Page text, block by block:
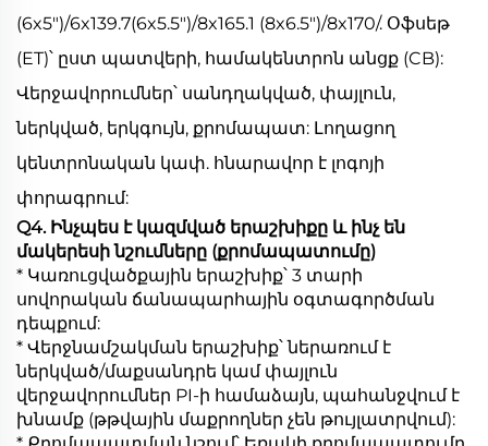
(6x5")/6x139.7(6x5.5")/8x165.1 (8x6.5")/8x170/. Օֆսեթ
(ET)՝ ըստ պատվերի, համակենտրոն անցք (CB):
Վերջավորումներ՝ սանդղակված, փայլուն,
ներկված, երկգույն, քրոմապատ: Լողացող
կենտրոնական կափ. հնարավոր է լոգոյի
փորագրում:
Q4. Ինչպես է կազմված երաշխիքը և ինչ են
մակերեսի նշումները (քրոմապատումը)
* Կառուցվածքային երաշխիք՝ 3 տարի
սովորական ճանապարհային օգտագործման
դեպքում:
* Վերջնամշակման երաշխիք՝ ներառում է
ներկված/մաքսանդրե կամ փայլուն
վերջավորումներ PI-ի համաձայն, պահանջվում է
խնամք (թթվային մաքրողներ չեն թույլատրվում):